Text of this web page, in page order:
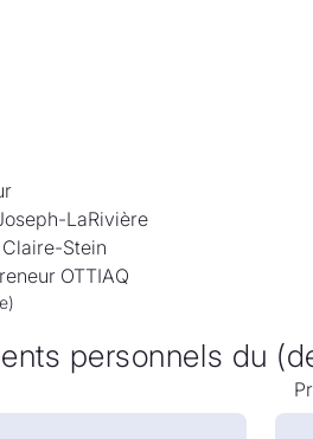
LaRivière
Stein
OTTIAQ
personnels du